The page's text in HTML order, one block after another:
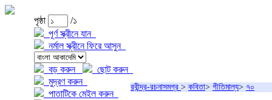
পৃষ্ঠা
/১
পূর্ণ স্ক্রীনে যান
নর্মাল স্ক্রীনে ফিরে আসুন
বড় করুন
ছোট করুন
মুদ্রণ করুন
পাতাটিকে মেইল করুন
রবীন্দ্র-রচনাসমগ্র > কবিতা> গীতিমাল্য> ৭০